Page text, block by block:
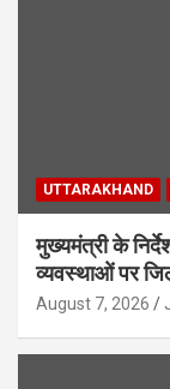
UTTARAKHAND
मुख्यमंत्री के
व्यवस्थाओं पर
August 7, 2026